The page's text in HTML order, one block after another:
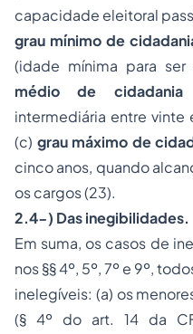
capacidade eleitoral
grau mínimo de
(idade mínima para ser
médio de cidadania
intermediária entre
(c) grau máximo de
cinco anos, quando
os cargos (23).
2.4-) Das inegibilidades.
Em suma, os casos de
nos §§ 4º, 5º, 7º e 9º,
inelegíveis: (a) os
(§ 4º do art. 14 da